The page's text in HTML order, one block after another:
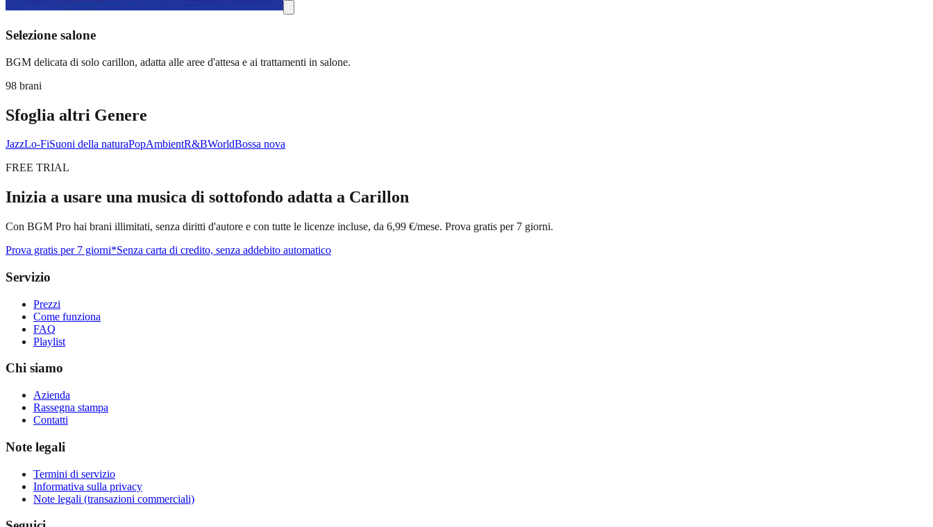
Selezione salone
BGM delicata di solo carillon, adatta alle aree d'attesa e ai trattamenti in salone.
98 brani
Sfoglia altri Genere
JazzLo-FiSuoni della naturaPopAmbientR&BWorldBossa nova
FREE TRIAL
Inizia a usare una musica di sottofondo adatta a Carillon
Con BGM Pro hai brani illimitati, senza diritti d'autore e con tutte le licenze incluse, da 6,99 €/mese. Prova gratis per 7 giorni.
Prova gratis per 7 giorni*Senza carta di credito, senza addebito automatico
Servizio
Prezzi
Come funziona
FAQ
Playlist
Chi siamo
Azienda
Rassegna stampa
Contatti
Note legali
Termini di servizio
Informativa sulla privacy
Note legali (transazioni commerciali)